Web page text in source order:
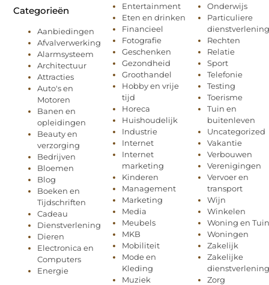
Categorieën
Aanbiedingen
Afvalverwerking
Alarmsysteem
Architectuur
Attracties
Auto's en
Motoren
Banen en
opleidingen
Beauty en
verzorging
Bedrijven
Bloemen
Blog
Boeken en
Tijdschriften
Cadeau
Dienstverlening
Dieren
Electronica en
Computers
Energie
Entertainment
Eten en drinken
Financieel
Fotografie
Geschenken
Gezondheid
Groothandel
Hobby en vrije
tijd
Horeca
Huishoudelijk
Industrie
Internet
Internet
marketing
Kinderen
Management
Marketing
Media
Meubels
MKB
Mobiliteit
Mode en
Kleding
Muziek
Onderwijs
Particuliere
dienstverlening
Rechten
Relatie
Sport
Telefonie
Testing
Toerisme
Tuin en
buitenleven
Uncategorized
Vakantie
Verbouwen
Verenigingen
Vervoer en
transport
Wijn
Winkelen
Woning en Tuin
Woningen
Zakelijk
Zakelijke
dienstverlening
Zorg